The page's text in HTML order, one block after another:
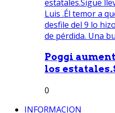
Poggi
los
0
INFORMACION